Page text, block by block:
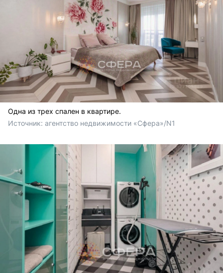
Одна из трех спален в квартире.
Источник: агентство недвижимости «Сфера»/N1